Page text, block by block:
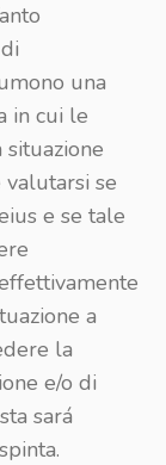
una
in cui le
valutarsi se
e se tale
a
la
e/o di
sará